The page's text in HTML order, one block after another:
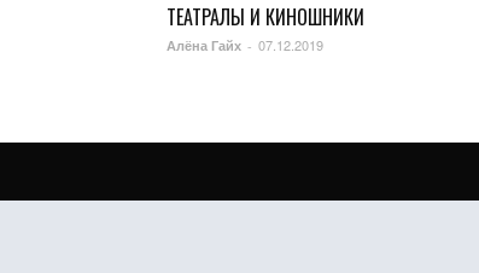
ТЕАТРАЛЫ И КИНОШНИКИ
Алёна Гайх - 07.12.2019